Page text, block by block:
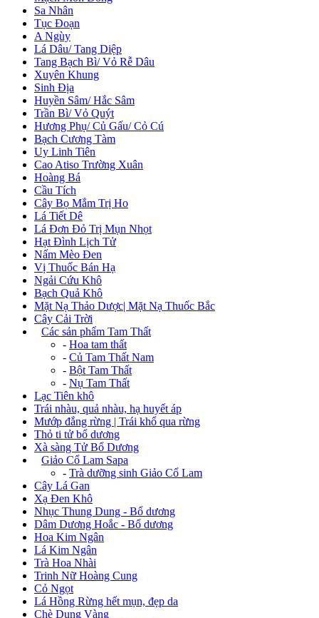
Sa Nhân
Tục Đoạn
A Ngùy
Lá Dâu/ Tang Diệp
Tang Bạch Bì/ Vỏ Rễ Dâu
Xuyên Khung
Sinh Địa
Huyền Sâm/ Hắc Sâm
Trần Bì/ Vỏ Quýt
Hương Phụ/ Củ Gấu/ Cỏ Cú
Bạch Cương Tàm
Uy Linh Tiên
Cao Atiso Trường Xuân
Hoàng Bá
Cầu Tích
Cây Bọ Mắm Trị Ho
Lá Tiết Dê
Lá Đơn Đỏ Trị Mụn Nhọt
Hạt Đình Lịch Tử
Nấm Mèo Đen
Vị Thuốc Bán Hạ
Ngải Cứu Khô
Bạch Quả Khô
Mặt Nạ Thảo Dược| Mặt Nạ Thuốc Bắc
Cây Cải Trời
Các sản phẩm Tam Thất
- Hoa tam thất
- Củ Tam Thất Nam
- Bột Tam Thất
- Nụ Tam Thất
Lạc Tiên khô
Trái nhàu, quả nhàu, hạ huyết áp
Mướp đắng rừng | Trái khổ qua rừng
Thỏ ti tử bổ dương
Xà sàng Tử Bổ Dương
Giảo Cổ Lam Sapa
- Trà dưỡng sinh Giảo Cổ Lam
Cây Lá Gan
Xạ Đen Khô
Nhục Thung Dung - Bổ dương
Dâm Dương Hoắc - Bổ dương
Hoa Kim Ngân
Lá Kim Ngân
Trà Hoa Nhài
Trinh Nữ Hoàng Cung
Cỏ Ngọt
Lá Hồng Rừng hết mụn, đẹp da
Chè Dung Vàng